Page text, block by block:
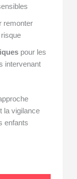
remonter
pour les
intervenant
la vigilance
enfants